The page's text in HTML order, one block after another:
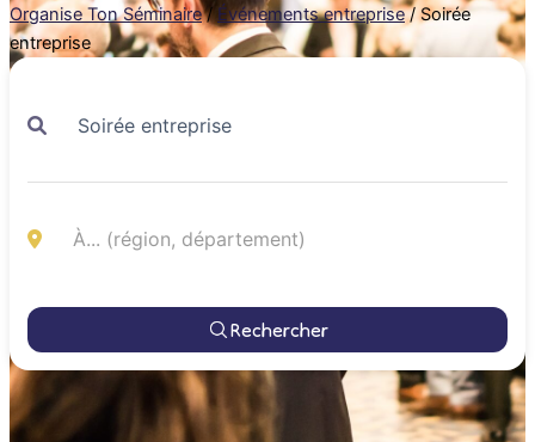
Organise Ton Séminaire / Événements entreprise / Soirée
entreprise
Rechercher